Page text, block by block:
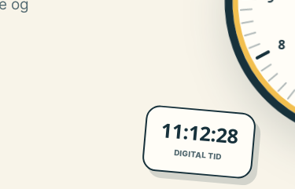
og
11:12:29
DIGITAL TID
8